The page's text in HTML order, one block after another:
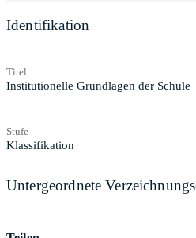
Identifikation
Titel
Institutionelle Grundlagen der Schule
Stufe
Klassifikation
Untergeordnete